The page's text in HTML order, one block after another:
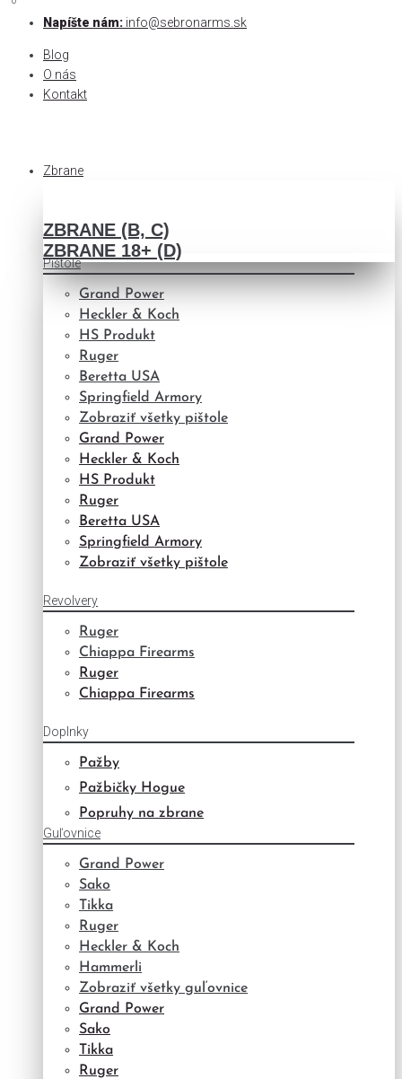
Skip
content
Napíšte nám: info@sebronarms.sk
Blog
O nás
Kontakt
Zbrane
ZBRANE (B, C)
ZBRANE 18+ (D)
Pištole
Grand Power
Heckler & Koch
HS Produkt
Ruger
Beretta USA
Springfield Armory
Zobraziť všetky pištole
Grand Power
Heckler & Koch
HS Produkt
Ruger
Beretta USA
Springfield Armory
Zobraziť všetky pištole
Revolvery
Ruger
Chiappa Firearms
Ruger
Chiappa Firearms
Doplnky
Pažby
Pažbičky Hogue
Popruhy na zbrane
Guľovnice
Grand Power
Sako
Tikka
Ruger
Heckler & Koch
Hammerli
Zobraziť všetky guľovnice
Grand Power
Sako
Tikka
Ruger